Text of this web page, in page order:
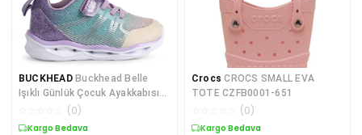
BUCKHEAD Buckhead Belle
Işıklı Günlük Çocuk Ayakkabısı
BUCK3029Lilac
(0)
Kargo Bedava
Crocs CROCS SMALL EVA
TOTE CZFB0001-651
(0)
Kargo Bedava